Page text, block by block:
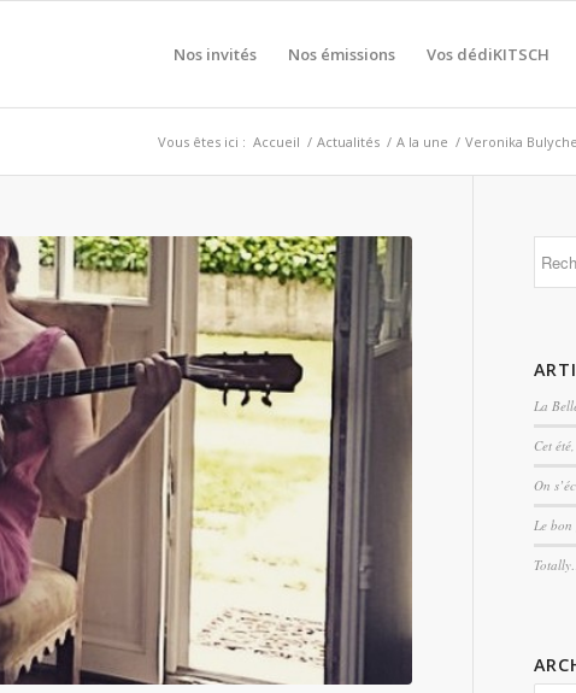
Nos invités Nos émissions Vos dédiKITSCH
Vous êtes ici : Accueil / Actualités / A la une / Veronika
La
Cet
On
Le